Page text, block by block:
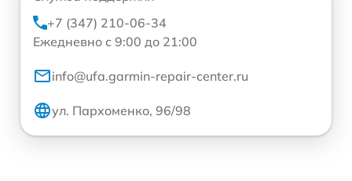
+7 (347) 210-06-34
Ежедневно с 9:00 до 21:00
info@ufa.garmin-repair-center.ru
ул. Пархоменко, 96/98